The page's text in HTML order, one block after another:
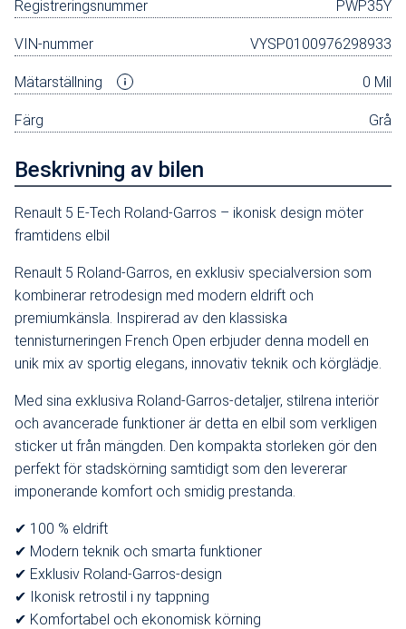
Beskrivning av bilen
Renault 5 E-Tech Roland-Garros – ikonisk design möter
framtidens elbil
Renault 5 Roland-Garros, en exklusiv specialversion som
kombinerar retrodesign med modern eldrift och
premiumkänsla. Inspirerad av den klassiska
tennisturneringen French Open erbjuder denna modell en
unik mix av sportig elegans, innovativ teknik och körglädje.
Med sina exklusiva Roland-Garros-detaljer, stilrena interiör
och avancerade funktioner är detta en elbil som verkligen
sticker ut från mängden. Den kompakta storleken gör den
perfekt för stadskörning samtidigt som den levererar
imponerande komfort och smidig prestanda.
✔ 100 % eldrift
✔ Modern teknik och smarta funktioner
✔ Exklusiv Roland-Garros-design
✔ Ikonisk retrostil i ny tappning
✔ Komfortabel och ekonomisk körning
Registreringsnummer PWP35Y
VIN-nummer VYSP0100976298933
Mätarställning 0 Mil
Färg Grå